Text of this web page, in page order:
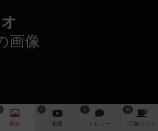
画像
画像
6
動画
11
レビュー
83
店舗/カフェ